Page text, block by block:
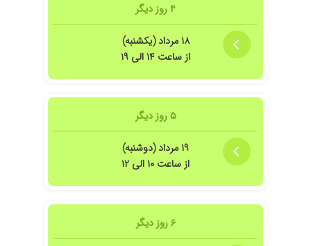
۴ روز دیگر
۱۸ مرداد (یکشنبه)
از ساعت ۱۴ الی ۱۹
۵ روز دیگر
۱۹ مرداد (دوشنبه)
از ساعت ۱۰ الی ۱۲
۶ روز دیگر